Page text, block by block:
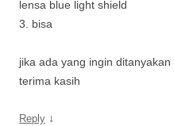
lensa blue light shield
3. bisa
jika ada yang ingin
terima kasih
Reply ↓